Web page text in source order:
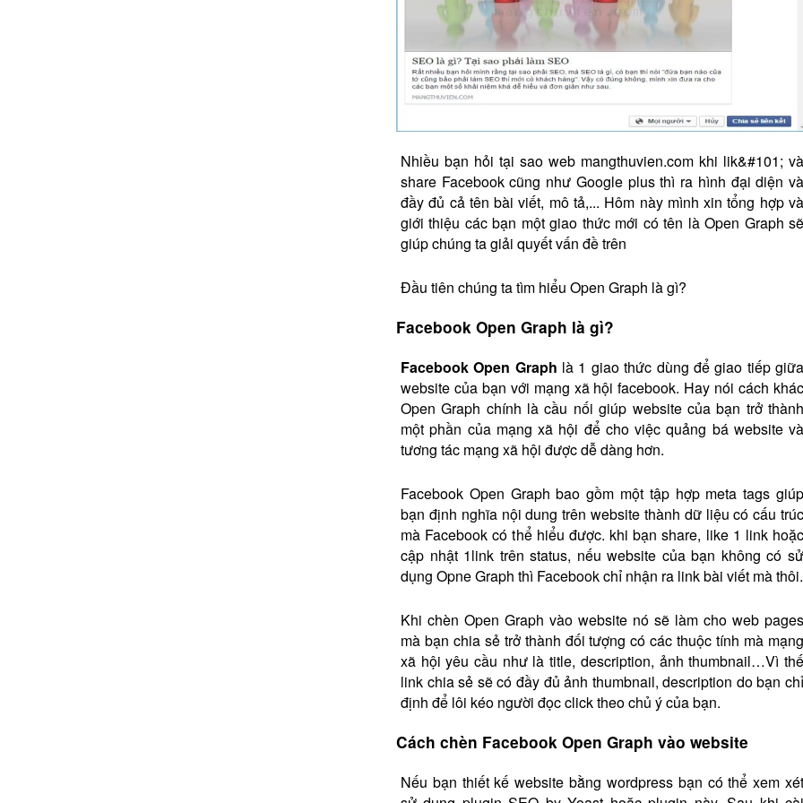
Nhiều bạn hỏi tại sao web mangthuvien.com khi lik&#101; và
share Facebook cũng như Google plus thì ra hình đại diện và
đầy đủ cả tên bài viết, mô tả,... Hôm này mình xin tổng hợp và
giới thiệu các bạn một giao thức mới có tên là Open Graph sẽ
giúp chúng ta giải quyết vấn đề trên
Đầu tiên chúng ta tìm hiểu Open Graph là gì?
Facebook Open Graph là gì?
Facebook Open Graph là 1 giao thức dùng để giao tiếp giữa
website của bạn với mạng xã hội facebook. Hay nói cách khác
Open Graph chính là cầu nối giúp website của bạn trở thành
một phần của mạng xã hội để cho việc quảng bá website và
tương tác mạng xã hội được dễ dàng hơn.
Facebook Open Graph bao gồm một tập hợp meta tags giúp
bạn định nghĩa nội dung trên website thành dữ liệu có cấu trúc
mà Facebook có thể hiểu được. khi bạn share, like 1 link hoặc
cập nhật 1link trên status, nếu website của bạn không có sử
dụng Opne Graph thì Facebook chỉ nhận ra link bài viết mà thôi.
Khi chèn Open Graph vào website nó sẽ làm cho web pages
mà bạn chia sẻ trở thành đối tượng có các thuộc tính mà mạng
xã hội yêu cầu như là title, description, ảnh thumbnail…Vì thế
link chia sẻ sẽ có đầy đủ ảnh thumbnail, description do bạn chỉ
định để lôi kéo người đọc click theo chủ ý của bạn.
Cách chèn Facebook Open Graph vào website
Nếu bạn thiết kế website bằng wordpress bạn có thể xem xét